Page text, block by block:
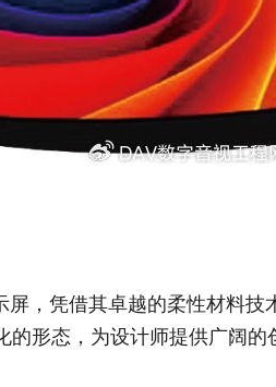
屏，凭借其卓越的柔性材料
的形态，为设计师提供广阔